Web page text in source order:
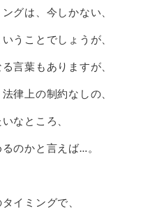
グは、今しかない、
うことでしょうが、
言葉もありますが、
律上の制約なしの、
なところ、
のかと言えば…。
イミングで、